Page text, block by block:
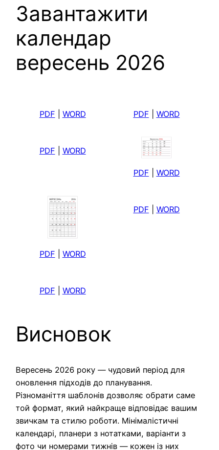
Завантажити
календар
вересень 2026
PDF WORD PDF WORD
PDF WORD
PDF WORD
PDF WORD
PDF WORD
PDF WORD
Висновок
Вересень 2026 року — чудовий період для
оновлення підходів до планування.
Різноманіття шаблонів дозволяє обрати саме
той формат, який найкраще відповідає вашим
звичкам та стилю роботи. Мінімалістичні
календарі, планери з нотатками, варіанти з
фото чи номерами тижнів — кожен із них